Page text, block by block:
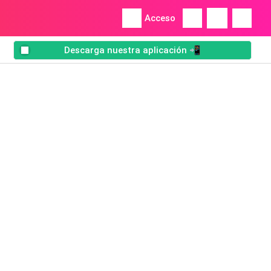
Acceso
Descarga nuestra aplicación 📲